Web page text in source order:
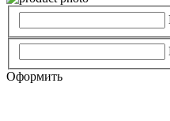
Оформить